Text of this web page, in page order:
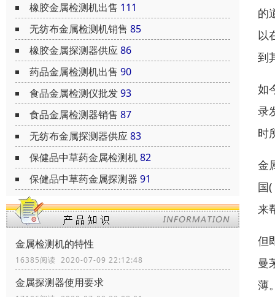
橡胶金属检测机出售 111
无纺布金属检测机销售 85
橡胶金属探测器供应86
药品金属检测机出售 90
食品金属检测仪批发93
食品金属检测器销售 87
无纺布金属探测器供应83
保健品中草药金属检测机82
保健品中草药金属探测器 91
金属检测机的特性
16385阅读 2020-07-09 22:12:48
金属探测器使用要求
的
以
到
如
录
时
金
国
来
但
曼
薄